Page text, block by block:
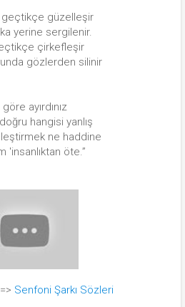
geçtikçe güzelleşir
yerine sergilenir.
çirkefleşir
gözlerden silinir
ayırdınız
hangisi yanlış
ne haddine
'insanlıktan öte.”
Senfoni Şarkı Sözleri